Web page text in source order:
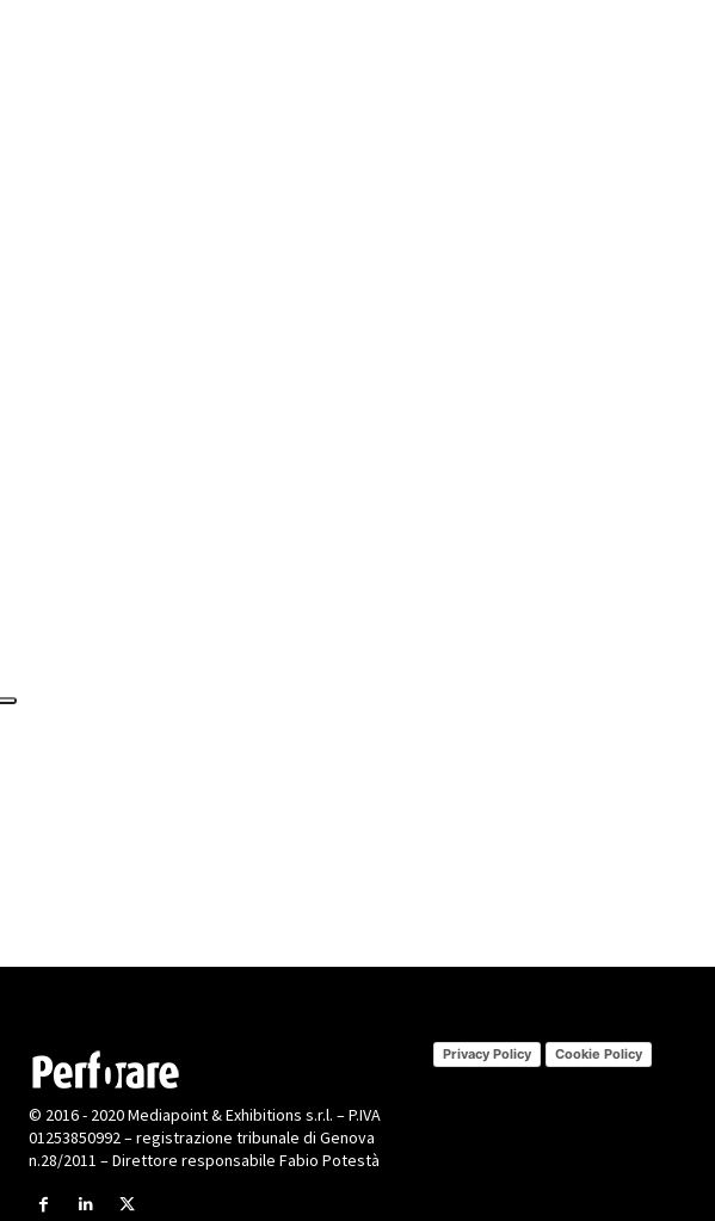
© 2016 - 2020 Mediapoint & Exhibitions s.r.l. – P.IVA
01253850992 – registrazione tribunale di Genova
n.28/2011 – Direttore responsabile Fabio Potestà
Privacy Policy Cookie Policy